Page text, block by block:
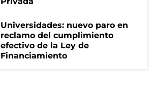
Universidades: nuevo paro en
reclamo del cumplimiento
efectivo de la Ley de
Financiamiento